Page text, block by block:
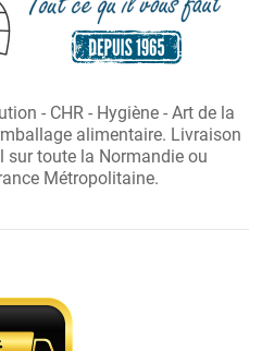
- CHR - Hygiène - Art de la
alimentaire. Livraison
sur toute la Normandie ou
Métropolitaine.